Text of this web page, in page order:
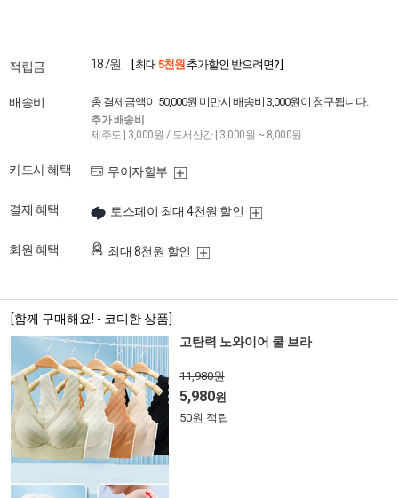
적립금 187원 [ 최대 5천원 추가할인 받으려면? ]
배송비 총 결제금액이 50,000원 미만시 배송비 3,000원이 청구됩니다.
추가 배송비
제주도 | 3,000원 / 도서산간 | 3,000원 ~ 8,000원
카드사 혜택 무이자할부
결제 혜택 토스페이 최대 4천원 할인
회원 혜택 최대 8천원 할인
[함께 구매해요! - 코디한 상품]
고탄력 노와이어 쿨 브라
11,980원
5,980원
50원 적립